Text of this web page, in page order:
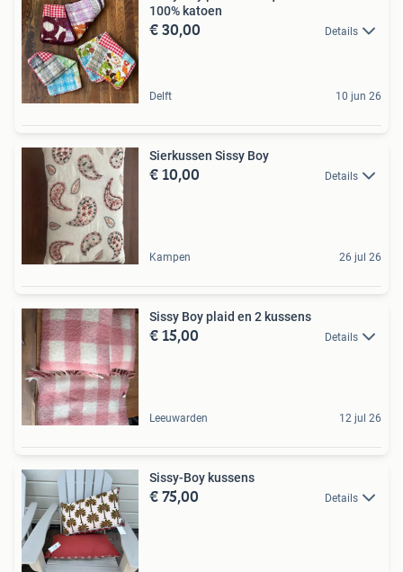
100% katoen
€ 30,00 Details
Delft 10 jun 26
Sierkussen Sissy Boy
€ 10,00 Details
Kampen 26 jul 26
Sissy Boy plaid en 2 kussens
€ 15,00 Details
Leeuwarden 12 jul 26
Sissy-Boy kussens
€ 75,00 Details